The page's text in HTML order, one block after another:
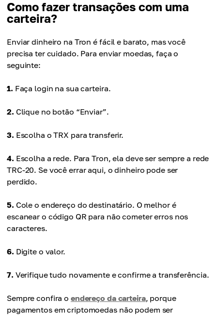
Como fazer transações com uma
carteira?
Enviar dinheiro na Tron é fácil e barato, mas você
precisa ter cuidado. Para enviar moedas, faça o
seguinte:
1. Faça login na sua carteira.
2. Clique no botão “Enviar”.
3. Escolha o TRX para transferir.
4. Escolha a rede. Para Tron, ela deve ser sempre a rede
TRC-20. Se você errar aqui, o dinheiro pode ser
perdido.
5. Cole o endereço do destinatário. O melhor é
escanear o código QR para não cometer erros nos
caracteres.
6. Digite o valor.
7. Verifique tudo novamente e confirme a transferência.
Sempre confira o endereço da carteira, porque
pagamentos em criptomoedas não podem ser